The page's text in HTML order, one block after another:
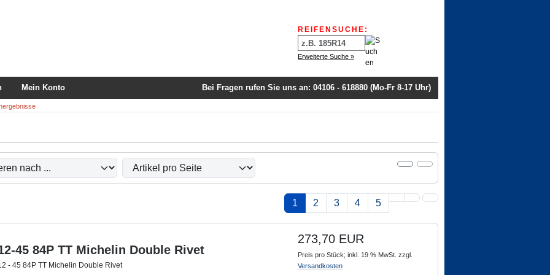
REIFENSUCHE:
Erweiterte Suche »
Mein Konto Bei Fragen rufen Sie uns an: 04106 - 618880 (Mo-Fr 8-17 Uhr)
und zwischen einer Box- oder Listenansicht wählen.
1 2 3 4 5
45 84P TT Michelin Double Rivet
- 45 84P TT Michelin Double Rivet
273,70 EUR
Preis pro Stück; inkl. 19 % MwSt. zzgl.
Versandkosten